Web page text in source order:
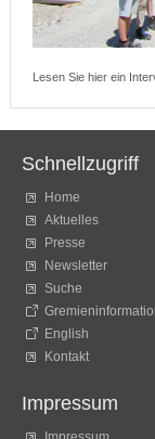
Lesen Sie hier ein
Schnellzugriff
Home
Aktuelles
Presse
Newsletter
Suche
English
Kontakt
Impressum